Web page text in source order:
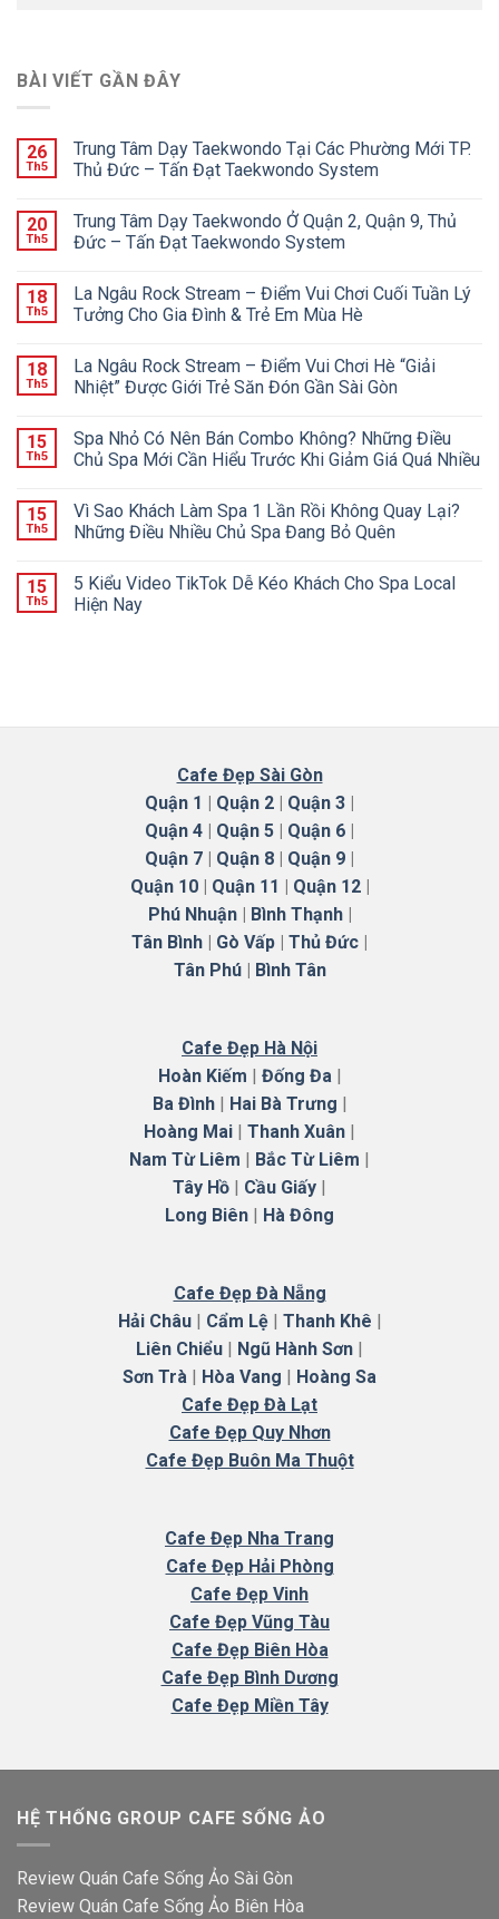
BÀI VIẾT GẦN ĐÂY
26
Th5
Trung Tâm Dạy Taekwondo Tại Các Phường Mới TP.
Thủ Đức – Tấn Đạt Taekwondo System
20
Th5
Trung Tâm Dạy Taekwondo Ở Quận 2, Quận 9, Thủ
Đức – Tấn Đạt Taekwondo System
18
Th5
La Ngâu Rock Stream – Điểm Vui Chơi Cuối Tuần Lý
Tưởng Cho Gia Đình & Trẻ Em Mùa Hè
18
Th5
La Ngâu Rock Stream – Điểm Vui Chơi Hè “Giải
Nhiệt” Được Giới Trẻ Săn Đón Gần Sài Gòn
15
Th5
Spa Nhỏ Có Nên Bán Combo Không? Những Điều
Chủ Spa Mới Cần Hiểu Trước Khi Giảm Giá Quá Nhiều
15
Th5
Vì Sao Khách Làm Spa 1 Lần Rồi Không Quay Lại?
Những Điều Nhiều Chủ Spa Đang Bỏ Quên
15
Th5
5 Kiểu Video TikTok Dễ Kéo Khách Cho Spa Local
Hiện Nay
Cafe Đẹp Sài Gòn
Quận 1
Quận 2 Quận 3
Quận 4
Quận 5 Quận 6
Quận 7
Quận 8 Quận 9
Quận 10| Quận 11 Quận 12|
Phú Nhuận| Bình Thạnh|
Tân Bình
Gò Vấp Thủ Đức
Tân Phú| Bình Tân
Cafe Đẹp Hà Nội
Hoàn Kiếm
Đống Đa|
Ba Đình| Hai Bà Trưng
Hoàng Mai
Thanh Xuân
Nam Từ Liêm
Bắc Từ Liêm
Tây Hồ
Cầu Giấy
Long Biên
Hà Đông
Cafe Đẹp Đà Nẵng
Hải Châu| Cẩm Lệ| Thanh Khê |
Liên Chiểu | Ngũ Hành Sơn |
Sơn Trà | Hòa Vang | Hoàng Sa
Cafe Đẹp Đà Lạt
Cafe Đẹp Quy Nhơn
Cafe Đẹp Buôn Ma Thuột
Cafe Đẹp Nha Trang
Cafe Đẹp Hải Phòng
Cafe Đẹp Vinh
Cafe Đẹp Vũng Tàu
Cafe Đẹp Biên Hòa
Cafe Đẹp Bình Dương
Cafe Đẹp Miền Tây
HỆ THỐNG GROUP CAFE SỐNG ẢO
Review Quán Cafe Sống Ảo Sài Gòn
Review Quán Cafe Sống Ảo Biên Hòa